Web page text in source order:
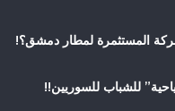
المستثمرة لمطار دمشق؟!
للشباب للسوريين!!